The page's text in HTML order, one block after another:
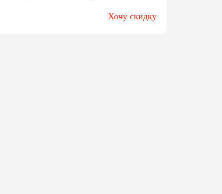
Хочу скидку